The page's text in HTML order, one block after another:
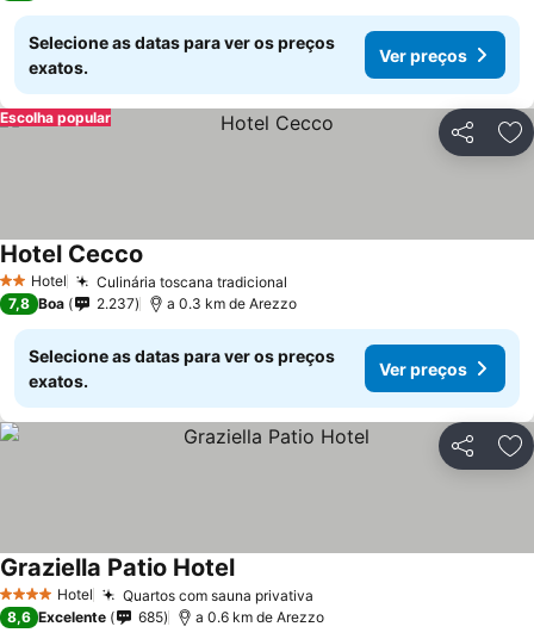
Selecione as datas para ver os preços
exatos.
Ver preços
Partilhar
Escolha popular
2 Estrelas
Hotel Culinária toscana tradicional
Hotel Cecco
7,8 Boa 2.237 a 0.3 km de Arezzo
Selecione as datas para ver os preços
exatos.
Ver preços
Partilhar
4 EstrelasHotel Quartos com sauna privativa
Graziella Patio Hotel
8,6 Excelente 685 a 0.6 km de Arezzo